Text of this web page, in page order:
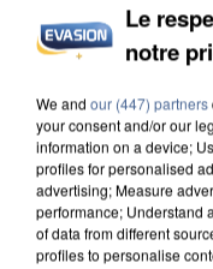
L’UN DES
MAFIA
Le
notre
We and our (447) partners
your consent and/or our
information on a device;
profiles for personalised
advertising; Measure
performance; Understand
of data from different
profiles to personalise